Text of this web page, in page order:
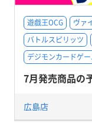
遊戯王OCG ヴァ
バトルスピリッツ
デジモンカードゲ
7月発売商品の
広島店